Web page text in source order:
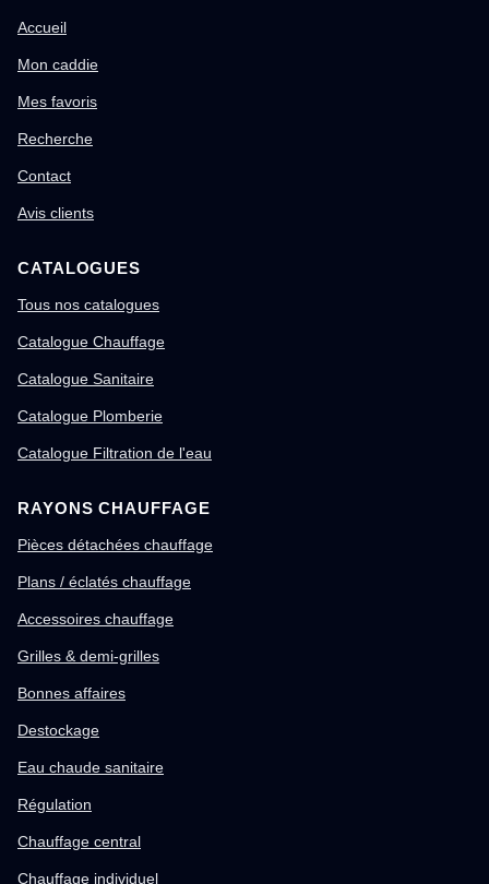
Accueil
Mon caddie
Mes favoris
Recherche
Contact
Avis clients
CATALOGUES
Tous nos catalogues
Catalogue Chauffage
Catalogue Sanitaire
Catalogue Plomberie
Catalogue Filtration de l'eau
RAYONS CHAUFFAGE
Pièces détachées chauffage
Plans / éclatés chauffage
Accessoires chauffage
Grilles & demi-grilles
Bonnes affaires
Destockage
Eau chaude sanitaire
Régulation
Chauffage central
Chauffage individuel